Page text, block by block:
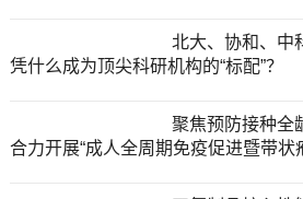
北大、协和、中
凭什么成为顶尖科研机构的“标配”？
聚焦预防接种全
合力开展“成人全周期免疫促进暨带状